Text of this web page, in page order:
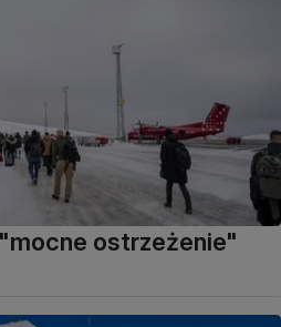
ostrzeżenie"